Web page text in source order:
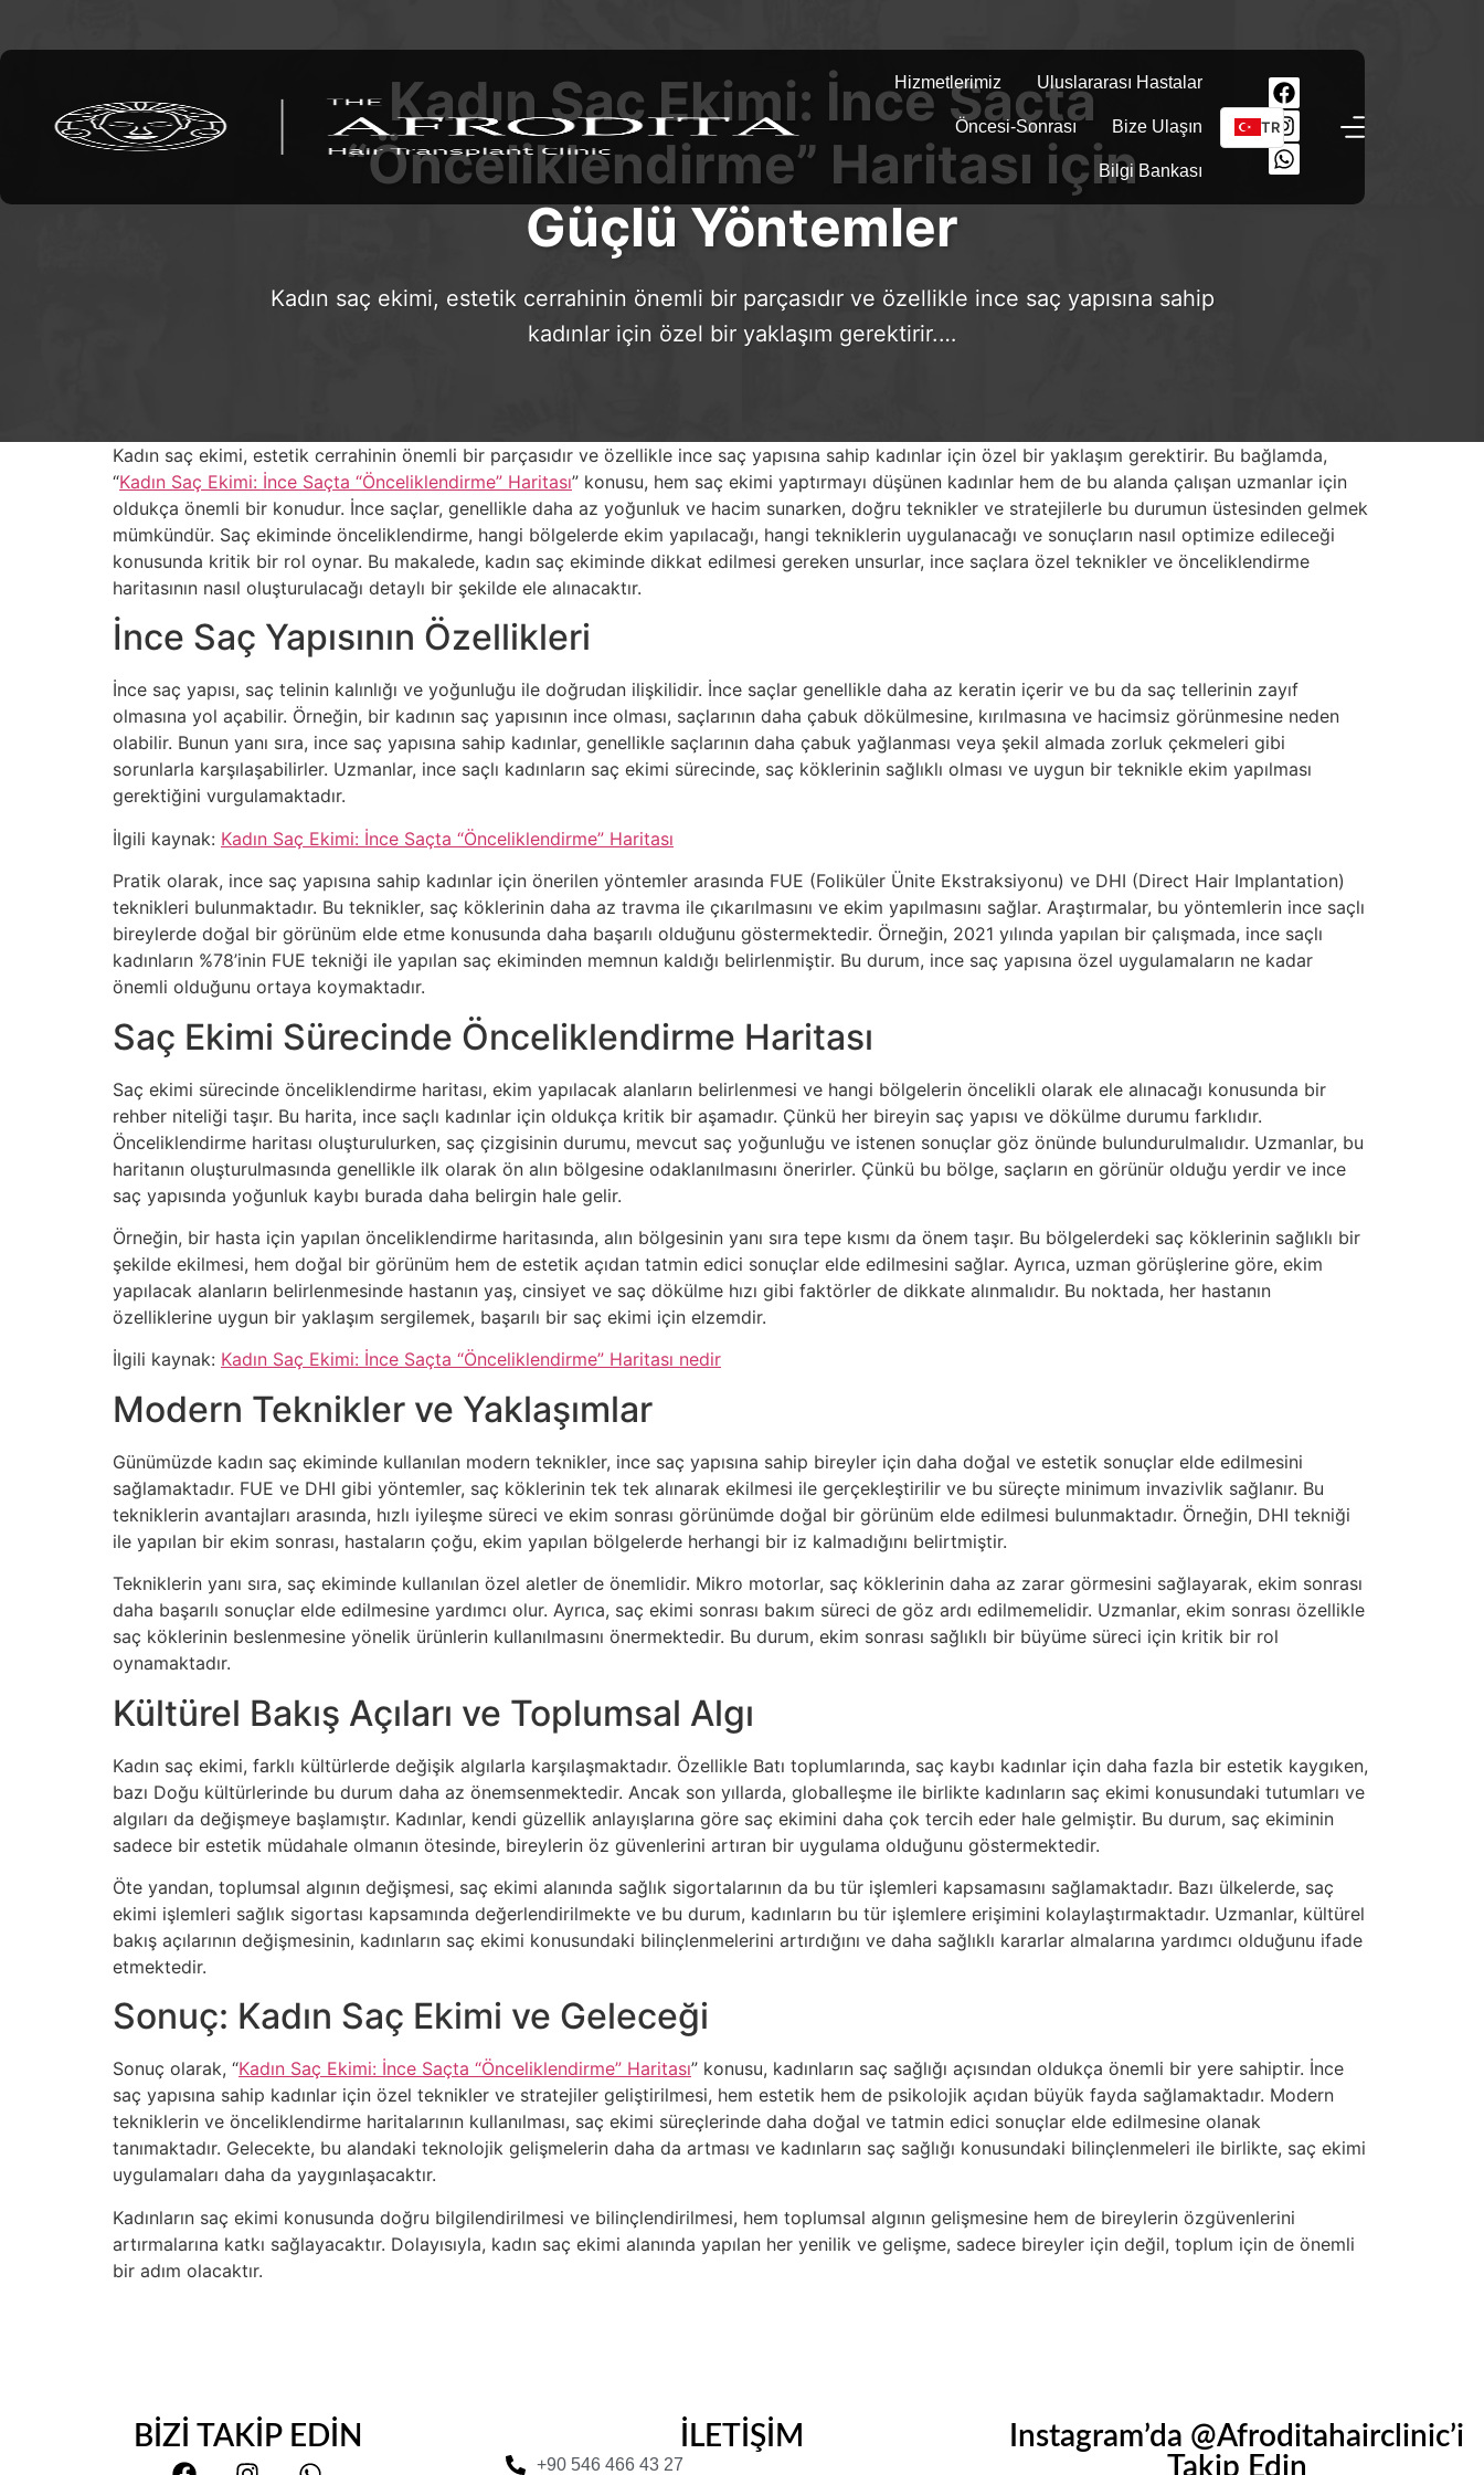
Hizmetlerimiz Uluslararası Hastalar
Öncesi-Sonrası Bize Ulaşın
Bilgi Bankası
TR
Kadın Saç Ekimi: İnce Saçta
“Önceliklendirme” Haritası için
Güçlü Yöntemler
Kadın saç ekimi, estetik cerrahinin önemli bir parçasıdır ve özellikle ince saç yapısına sahip
kadınlar için özel bir yaklaşım gerektirir.…
Kadın saç ekimi, estetik cerrahinin önemli bir parçasıdır ve özellikle ince saç yapısına sahip kadınlar için özel bir yaklaşım gerektirir. Bu bağlamda,
“Kadın Saç Ekimi: İnce Saçta “Önceliklendirme” Haritası” konusu, hem saç ekimi yaptırmayı düşünen kadınlar hem de bu alanda çalışan uzmanlar için
oldukça önemli bir konudur. İnce saçlar, genellikle daha az yoğunluk ve hacim sunarken, doğru teknikler ve stratejilerle bu durumun üstesinden gelmek
mümkündür. Saç ekiminde önceliklendirme, hangi bölgelerde ekim yapılacağı, hangi tekniklerin uygulanacağı ve sonuçların nasıl optimize edileceği
konusunda kritik bir rol oynar. Bu makalede, kadın saç ekiminde dikkat edilmesi gereken unsurlar, ince saçlara özel teknikler ve önceliklendirme
haritasının nasıl oluşturulacağı detaylı bir şekilde ele alınacaktır.
İnce Saç Yapısının Özellikleri
İnce saç yapısı, saç telinin kalınlığı ve yoğunluğu ile doğrudan ilişkilidir. İnce saçlar genellikle daha az keratin içerir ve bu da saç tellerinin zayıf
olmasına yol açabilir. Örneğin, bir kadının saç yapısının ince olması, saçlarının daha çabuk dökülmesine, kırılmasına ve hacimsiz görünmesine neden
olabilir. Bunun yanı sıra, ince saç yapısına sahip kadınlar, genellikle saçlarının daha çabuk yağlanması veya şekil almada zorluk çekmeleri gibi
sorunlarla karşılaşabilirler. Uzmanlar, ince saçlı kadınların saç ekimi sürecinde, saç köklerinin sağlıklı olması ve uygun bir teknikle ekim yapılması
gerektiğini vurgulamaktadır.
İlgili kaynak: Kadın Saç Ekimi: İnce Saçta “Önceliklendirme” Haritası
Pratik olarak, ince saç yapısına sahip kadınlar için önerilen yöntemler arasında FUE (Foliküler Ünite Ekstraksiyonu) ve DHI (Direct Hair Implantation)
teknikleri bulunmaktadır. Bu teknikler, saç köklerinin daha az travma ile çıkarılmasını ve ekim yapılmasını sağlar. Araştırmalar, bu yöntemlerin ince saçlı
bireylerde doğal bir görünüm elde etme konusunda daha başarılı olduğunu göstermektedir. Örneğin, 2021 yılında yapılan bir çalışmada, ince saçlı
kadınların %78’inin FUE tekniği ile yapılan saç ekiminden memnun kaldığı belirlenmiştir. Bu durum, ince saç yapısına özel uygulamaların ne kadar
önemli olduğunu ortaya koymaktadır.
Saç Ekimi Sürecinde Önceliklendirme Haritası
Saç ekimi sürecinde önceliklendirme haritası, ekim yapılacak alanların belirlenmesi ve hangi bölgelerin öncelikli olarak ele alınacağı konusunda bir
rehber niteliği taşır. Bu harita, ince saçlı kadınlar için oldukça kritik bir aşamadır. Çünkü her bireyin saç yapısı ve dökülme durumu farklıdır.
Önceliklendirme haritası oluşturulurken, saç çizgisinin durumu, mevcut saç yoğunluğu ve istenen sonuçlar göz önünde bulundurulmalıdır. Uzmanlar, bu
haritanın oluşturulmasında genellikle ilk olarak ön alın bölgesine odaklanılmasını önerirler. Çünkü bu bölge, saçların en görünür olduğu yerdir ve ince
saç yapısında yoğunluk kaybı burada daha belirgin hale gelir.
Örneğin, bir hasta için yapılan önceliklendirme haritasında, alın bölgesinin yanı sıra tepe kısmı da önem taşır. Bu bölgelerdeki saç köklerinin sağlıklı bir
şekilde ekilmesi, hem doğal bir görünüm hem de estetik açıdan tatmin edici sonuçlar elde edilmesini sağlar. Ayrıca, uzman görüşlerine göre, ekim
yapılacak alanların belirlenmesinde hastanın yaş, cinsiyet ve saç dökülme hızı gibi faktörler de dikkate alınmalıdır. Bu noktada, her hastanın
özelliklerine uygun bir yaklaşım sergilemek, başarılı bir saç ekimi için elzemdir.
İlgili kaynak: Kadın Saç Ekimi: İnce Saçta “Önceliklendirme” Haritası nedir
Modern Teknikler ve Yaklaşımlar
Günümüzde kadın saç ekiminde kullanılan modern teknikler, ince saç yapısına sahip bireyler için daha doğal ve estetik sonuçlar elde edilmesini
sağlamaktadır. FUE ve DHI gibi yöntemler, saç köklerinin tek tek alınarak ekilmesi ile gerçekleştirilir ve bu süreçte minimum invazivlik sağlanır. Bu
tekniklerin avantajları arasında, hızlı iyileşme süreci ve ekim sonrası görünümde doğal bir görünüm elde edilmesi bulunmaktadır. Örneğin, DHI tekniği
ile yapılan bir ekim sonrası, hastaların çoğu, ekim yapılan bölgelerde herhangi bir iz kalmadığını belirtmiştir.
Tekniklerin yanı sıra, saç ekiminde kullanılan özel aletler de önemlidir. Mikro motorlar, saç köklerinin daha az zarar görmesini sağlayarak, ekim sonrası
daha başarılı sonuçlar elde edilmesine yardımcı olur. Ayrıca, saç ekimi sonrası bakım süreci de göz ardı edilmemelidir. Uzmanlar, ekim sonrası özellikle
saç köklerinin beslenmesine yönelik ürünlerin kullanılmasını önermektedir. Bu durum, ekim sonrası sağlıklı bir büyüme süreci için kritik bir rol
oynamaktadır.
Kültürel Bakış Açıları ve Toplumsal Algı
Kadın saç ekimi, farklı kültürlerde değişik algılarla karşılaşmaktadır. Özellikle Batı toplumlarında, saç kaybı kadınlar için daha fazla bir estetik kaygıken,
bazı Doğu kültürlerinde bu durum daha az önemsenmektedir. Ancak son yıllarda, globalleşme ile birlikte kadınların saç ekimi konusundaki tutumları ve
algıları da değişmeye başlamıştır. Kadınlar, kendi güzellik anlayışlarına göre saç ekimini daha çok tercih eder hale gelmiştir. Bu durum, saç ekiminin
sadece bir estetik müdahale olmanın ötesinde, bireylerin öz güvenlerini artıran bir uygulama olduğunu göstermektedir.
Öte yandan, toplumsal algının değişmesi, saç ekimi alanında sağlık sigortalarının da bu tür işlemleri kapsamasını sağlamaktadır. Bazı ülkelerde, saç
ekimi işlemleri sağlık sigortası kapsamında değerlendirilmekte ve bu durum, kadınların bu tür işlemlere erişimini kolaylaştırmaktadır. Uzmanlar, kültürel
bakış açılarının değişmesinin, kadınların saç ekimi konusundaki bilinçlenmelerini artırdığını ve daha sağlıklı kararlar almalarına yardımcı olduğunu ifade
etmektedir.
Sonuç: Kadın Saç Ekimi ve Geleceği
Sonuç olarak, “Kadın Saç Ekimi: İnce Saçta “Önceliklendirme” Haritası” konusu, kadınların saç sağlığı açısından oldukça önemli bir yere sahiptir. İnce
saç yapısına sahip kadınlar için özel teknikler ve stratejiler geliştirilmesi, hem estetik hem de psikolojik açıdan büyük fayda sağlamaktadır. Modern
tekniklerin ve önceliklendirme haritalarının kullanılması, saç ekimi süreçlerinde daha doğal ve tatmin edici sonuçlar elde edilmesine olanak
tanımaktadır. Gelecekte, bu alandaki teknolojik gelişmelerin daha da artması ve kadınların saç sağlığı konusundaki bilinçlenmeleri ile birlikte, saç ekimi
uygulamaları daha da yaygınlaşacaktır.
Kadınların saç ekimi konusunda doğru bilgilendirilmesi ve bilinçlendirilmesi, hem toplumsal algının gelişmesine hem de bireylerin özgüvenlerini
artırmalarına katkı sağlayacaktır. Dolayısıyla, kadın saç ekimi alanında yapılan her yenilik ve gelişme, sadece bireyler için değil, toplum için de önemli
bir adım olacaktır.
BİZİ TAKİP EDİN İLETİŞİM
+90 546 466 43 27
Instagram’da @Afroditahairclinic’i
Takip Edin